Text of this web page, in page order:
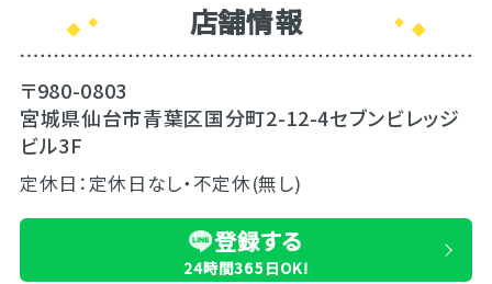
店舗情報
〒980-0803
宮城県仙台市青葉区国分町2-12-4セブンビレッジ
ビル3F
定休日：定休日なし・不定休(無し)
登録する
24時間365日OK!